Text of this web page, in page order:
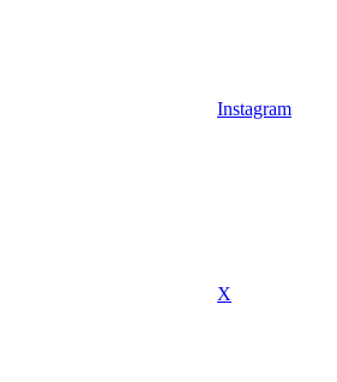
Instagram
X